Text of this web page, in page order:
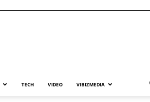
TECH VIDEO VIBIZMEDIA